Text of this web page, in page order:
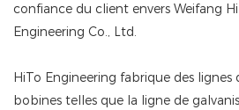
confiance du client envers Weifang
Engineering Co., Ltd.
HiTo Engineering fabrique des
bobines telles que la ligne de